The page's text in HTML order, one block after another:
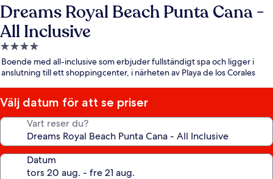
Dreams Royal Beach Punta Cana -
All Inclusive
4.0-
stjärnigt
boende
Boende med all-inclusive som erbjuder fullständigt spa och ligger i
anslutning till ett shoppingcenter, i närheten av Playa de los Corales
Välj datum för att se priser
Vart reser du?
Datum